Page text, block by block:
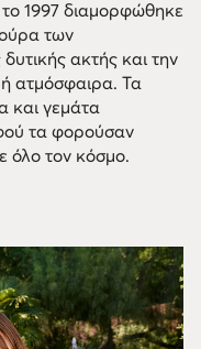
1997 διαμορφώθηκε
των
ακτής και την
ατμόσφαιρα. Τα
και γεμάτα
τα φορούσαν
όλο τον κόσμο.